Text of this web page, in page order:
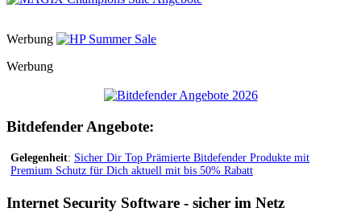
Werbung
Werbung
Bitdefender Angebote:
Gelegenheit: Sicher Dir Top Prämierte Bitdefender Produkte mit
Premium Schutz für Dich aktuell mit bis 50% Rabatt
Internet Security Software - sicher im Netz